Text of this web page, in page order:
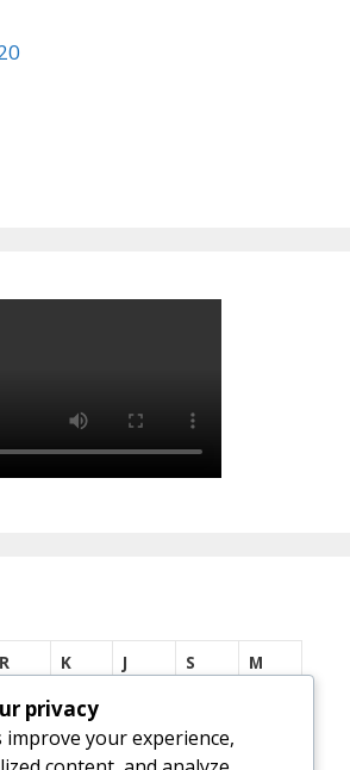
R K J S
M
5 6 8
privacy
improve your experience,